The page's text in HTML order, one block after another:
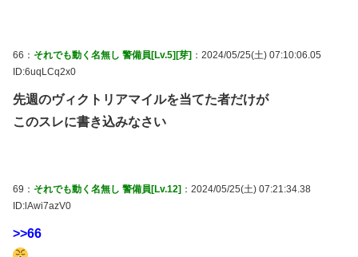
66： それでも動く名無し 警備員[Lv.5][芽] ：2024/05/25(土) 07:10:06.05
ID:6uqLCq2x0
先週のヴィクトリアマイルを当てた者だけが
このスレに書き込みなさい
69： それでも動く名無し 警備員[Lv.12] ：2024/05/25(土) 07:21:34.38
ID:lAwi7azV0
>>66